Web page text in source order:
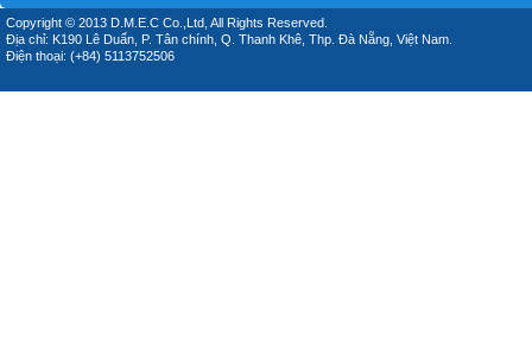
Copyright © 2013 D.M.E.C Co.,Ltd, All Rights Reserved.
Địa chỉ: K190 Lê Duẩn, P. Tân chính, Q. Thanh Khê, Thp. Đà Nẵng, Việt Nam.
Điện thoại: (+84) 5113752506